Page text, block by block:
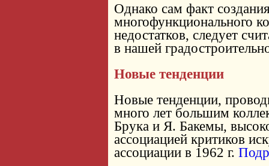
Однако сам факт
многофункционального
недостатков, следует
в нашей
Новые тенденции
Новые тенденции,
много лет большим
Брука и Я. Бакемы,
ассоциацией критиков
ассоциации в 1962 г.